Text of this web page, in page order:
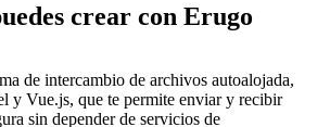
crear con Erugo
de intercambio de archivos autoalojada,
y Vue.js, que te permite enviar y recibir
sin depender de servicios de